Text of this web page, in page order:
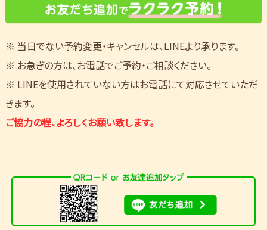
※ 当日でない予約変更・キャンセルは、LINEより承ります。
※ お急ぎの方は、お電話でご予約・ご相談ください。
※ LINEを使用されていない方はお電話にて対応させていただ
きます。
ご協力の程、よろしくお願い致します。